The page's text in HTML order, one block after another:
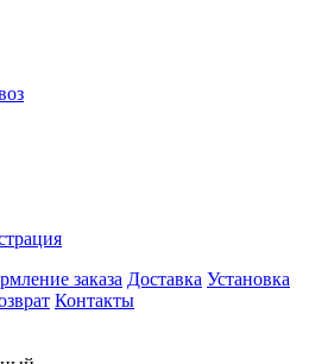
заказа Доставка Установка
Контакты